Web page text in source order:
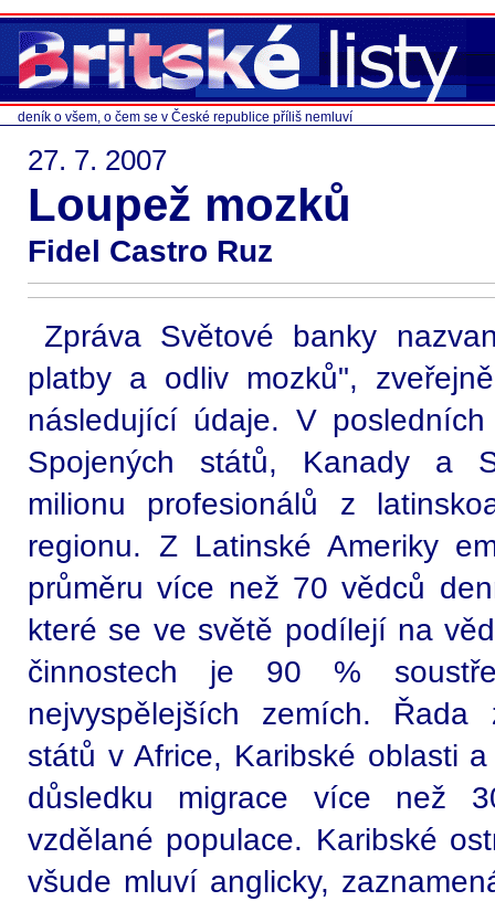
deník o všem, o čem se v České republice příliš nemluví
27. 7. 2007
Loupež mozků
Fidel Castro Ruz
Zpráva Světové banky
platby a odliv mozků",
následující údaje. V
Spojených států, Kanady a
milionu profesionálů z
regionu. Z Latinské Ameriky
průměru více než 70 vědců
které se ve světě podílejí na
činnostech je 90 %
nejvyspělejších zemích. Řada
států v Africe, Karibské oblasti
důsledku migrace více než
vzdělané populace. Karibské
všude mluví anglicky,